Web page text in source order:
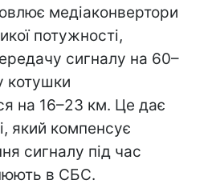
медіаконвертори
потужності,
сигналу на 60–
котушки
на 16–23 км. Це дає
який компенсує
сигналу під час
в СБС.